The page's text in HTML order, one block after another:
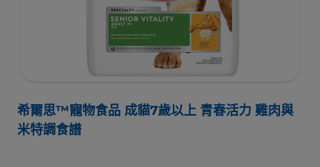
希爾思™寵物食品 成貓7歲以上 青春活力 雞肉與
米特調食譜